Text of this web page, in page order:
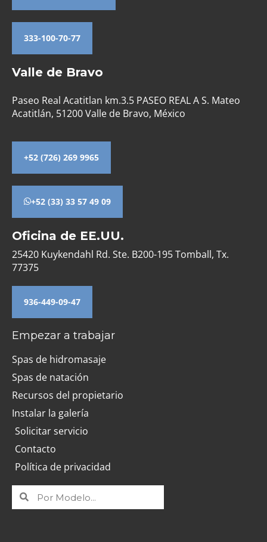
333-100-70-77
Valle de Bravo
Paseo Real Acatitlan km.3.5 PASEO REAL A S. Mateo
Acatitlán, 51200 Valle de Bravo, México
+52 (726) 269 9965
+52 (33) 33 57 49 09
Oficina de EE.UU.
25420 Kuykendahl Rd. Ste. B200-195 Tomball, Tx.
77375
936-449-09-47
Empezar a trabajar
Spas de hidromasaje
Spas de natación
Recursos del propietario
Instalar la galería
Solicitar servicio
Contacto
Política de privacidad